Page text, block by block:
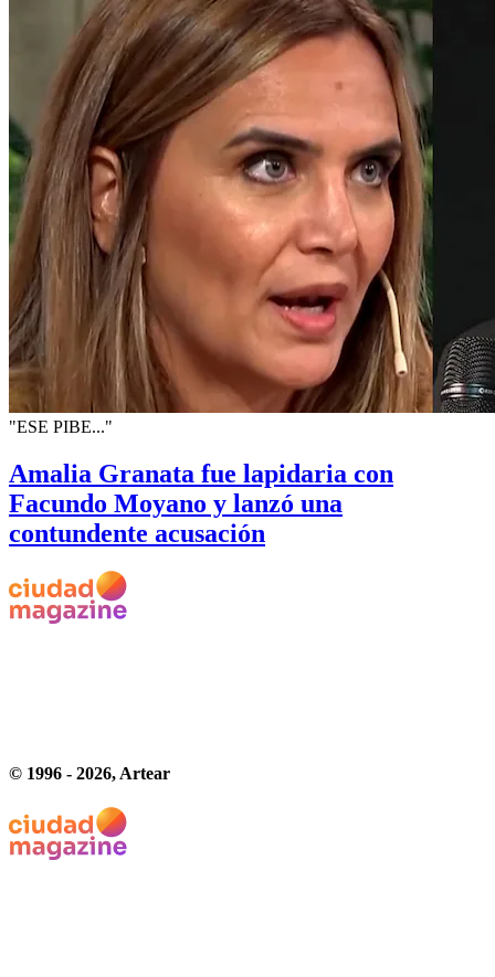
"ESE PIBE..."
Amalia Granata fue lapidaria con
Facundo Moyano y lanzó una
contundente acusación
© 1996 - 2026, Artear